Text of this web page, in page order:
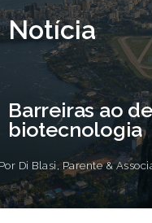
Notícia
Barreiras ao
biotecnologia
Di Blasi, Parente &